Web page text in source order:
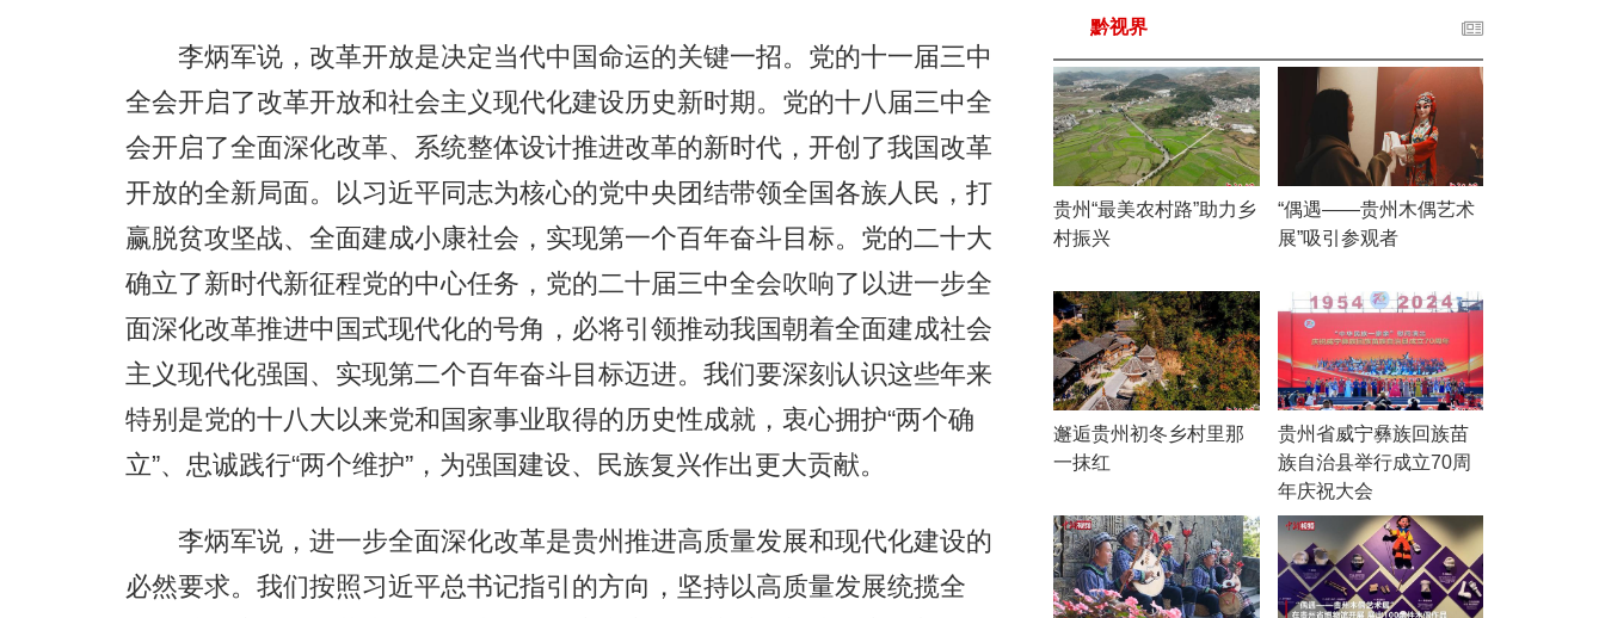
李炳军说，改革开放是决定当代中国命运的关键一招。党的十一届三中
全会开启了改革开放和社会主义现代化建设历史新时期。党的十八届三中全
会开启了全面深化改革、系统整体设计推进改革的新时代，开创了我国改革
开放的全新局面。以习近平同志为核心的党中央团结带领全国各族人民，打
赢脱贫攻坚战、全面建成小康社会，实现第一个百年奋斗目标。党的二十大
确立了新时代新征程党的中心任务，党的二十届三中全会吹响了以进一步全
面深化改革推进中国式现代化的号角，必将引领推动我国朝着全面建成社会
主义现代化强国、实现第二个百年奋斗目标迈进。我们要深刻认识这些年来
特别是党的十八大以来党和国家事业取得的历史性成就，衷心拥护“两个确
立”、忠诚践行“两个维护”，为强国建设、民族复兴作出更大贡献。
李炳军说，进一步全面深化改革是贵州推进高质量发展和现代化建设的
必然要求。我们按照习近平总书记指引的方向，坚持以高质量发展统揽全
黔视界
贵州“最美农村路”助力乡
村振兴
“偶遇——贵州木偶艺术
展”吸引参观者
邂逅贵州初冬乡村里那
一抹红
贵州省威宁彝族回族苗
族自治县举行成立70周
年庆祝大会